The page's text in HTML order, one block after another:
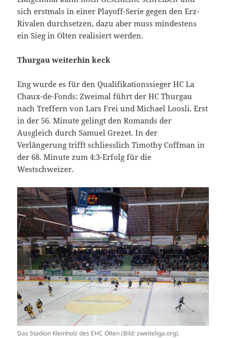
sich erstmals in einer Playoff-Serie gegen den Erz-
Rivalen durchsetzen, dazu aber muss mindestens
ein Sieg in Olten realisiert werden.
Thurgau weiterhin keck
Eng wurde es für den Qualifikationssieger HC La
Chaux-de-Fonds: Zweimal führt der HC Thurgau
nach Treffern von Lars Frei und Michael Loosli. Erst
in der 56. Minute gelingt den Romands der
Ausgleich durch Samuel Grezet. In der
Verlängerung trifft schliesslich Timothy Coffman in
der 68. Minute zum 4:3-Erfolg für die
Westschweizer.
Das Stadion Kleinholz des EHC Olten (Bild: zweiteliga.org).